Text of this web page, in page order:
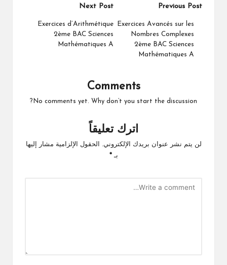
Post
navigation
Previous Post
Exercices Avancés sur les
Nombres Complexes
2ème BAC Sciences
Mathématiques A
Next Post
Exercices d’Arithmétique
2ème BAC Sciences
Mathématiques A
Comments
No comments yet. Why don’t you start the discussion?
اترك تعليقاً
لن يتم نشر عنوان بريدك الإلكتروني.
الحقول الإلزامية مشار إليها
بـ*